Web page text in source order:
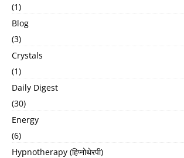
(1)
Blog
(3)
Crystals
(1)
Daily Digest
(30)
Energy
(6)
Hypnotherapy (हिप्नोथेरपी)